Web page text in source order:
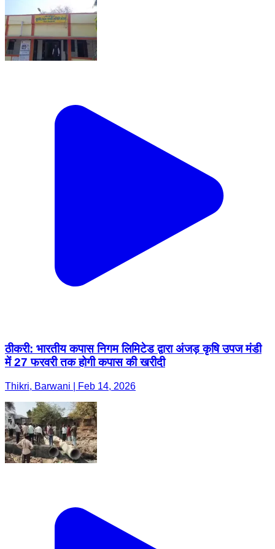
ठीकरी: भारतीय कपास निगम लिमिटेड द्वारा अंजड़ कृषि उपज मंडी
में 27 फरवरी तक होगी कपास की खरीदी
Thikri, Barwani | Feb 14, 2026